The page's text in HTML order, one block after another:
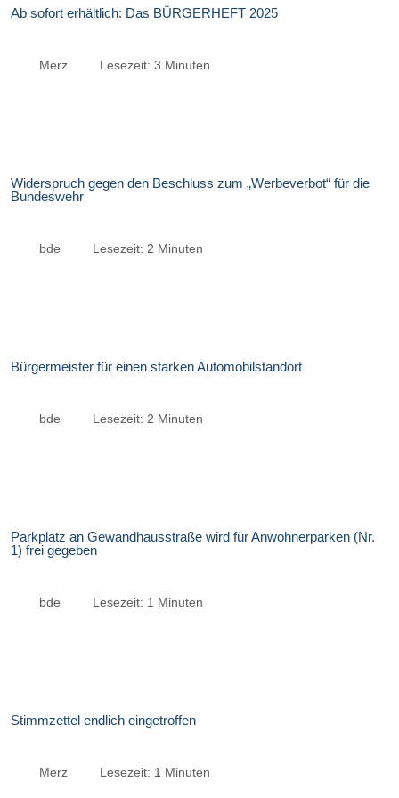
Ab sofort erhältlich: Das BÜRGERHEFT 2025
Merz Lesezeit: 3 Minuten
Widerspruch gegen den Beschluss zum „Werbeverbot“ für die
Bundeswehr
bde Lesezeit: 2 Minuten
Bürgermeister für einen starken Automobilstandort
bde Lesezeit: 2 Minuten
Parkplatz an Gewandhausstraße wird für Anwohnerparken (Nr.
1) frei gegeben
bde Lesezeit: 1 Minuten
Stimmzettel endlich eingetroffen
Merz Lesezeit: 1 Minuten